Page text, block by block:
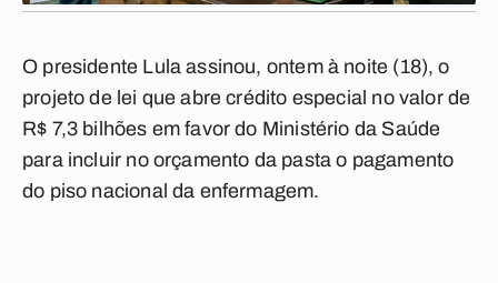
O presidente Lula assinou, ontem à noite (18), o
projeto de lei que abre crédito especial no valor de
R$ 7,3 bilhões em favor do Ministério da Saúde
para incluir no orçamento da pasta o pagamento
do piso nacional da enfermagem.